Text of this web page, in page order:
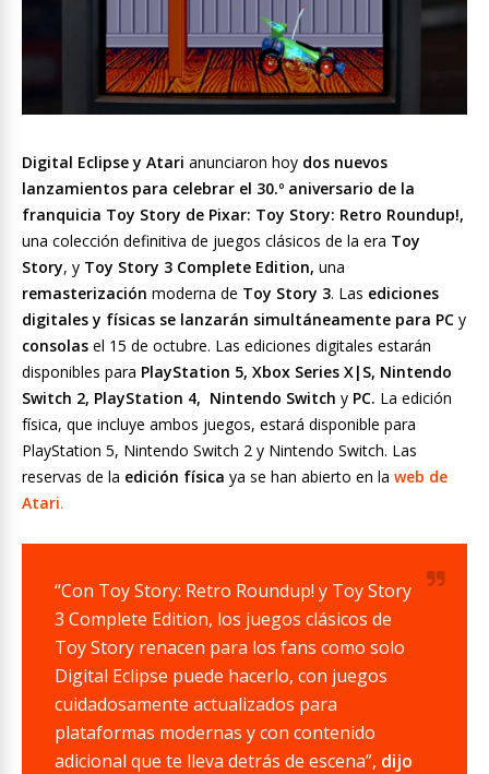
Digital Eclipse y Atari anunciaron hoy dos nuevos
lanzamientos para celebrar el 30.º aniversario de la
franquicia Toy Story de Pixar: Toy Story: Retro Roundup!,
una colección definitiva de juegos clásicos de la era Toy
Story, y Toy Story 3 Complete Edition, una
remasterización moderna de Toy Story 3. Las ediciones
digitales y físicas se lanzarán simultáneamente para PC y
consolas el 15 de octubre. Las ediciones digitales estarán
disponibles para PlayStation 5, Xbox Series X|S, Nintendo
Switch 2, PlayStation 4, Nintendo Switch y PC. La edición
física, que incluye ambos juegos, estará disponible para
PlayStation 5, Nintendo Switch 2 y Nintendo Switch. Las
reservas de la edición física ya se han abierto en la web de
Atari.
“Con Toy Story: Retro Roundup! y Toy Story
3 Complete Edition, los juegos clásicos de
Toy Story renacen para los fans como solo
Digital Eclipse puede hacerlo, con juegos
cuidadosamente actualizados para
plataformas modernas y con contenido
adicional que te lleva detrás de escena”, dijo